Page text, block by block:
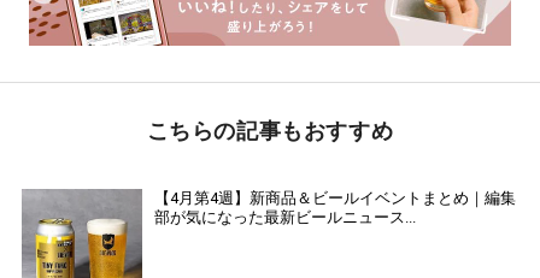
こちらの記事もおすすめ
【4月第4週】新商品＆ビールイベントまとめ｜編集
部が気になった最新ビールニュース...